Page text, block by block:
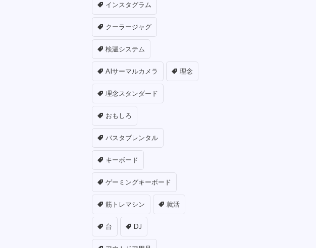
インスタグラム
クーラージャグ
検温システム
AIサーマルカメラ 理念
理念スタンダード
おもしろ
バスタブレンタル
キーボード
ゲーミングキーボード
筋トレマシン 就活
台 DJ